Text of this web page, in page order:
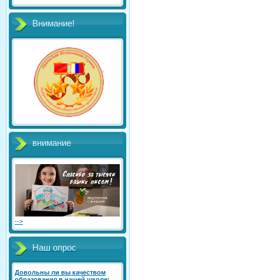
Внимание!
внимание
-->
Наш опрос
Довольны ли вы качеством